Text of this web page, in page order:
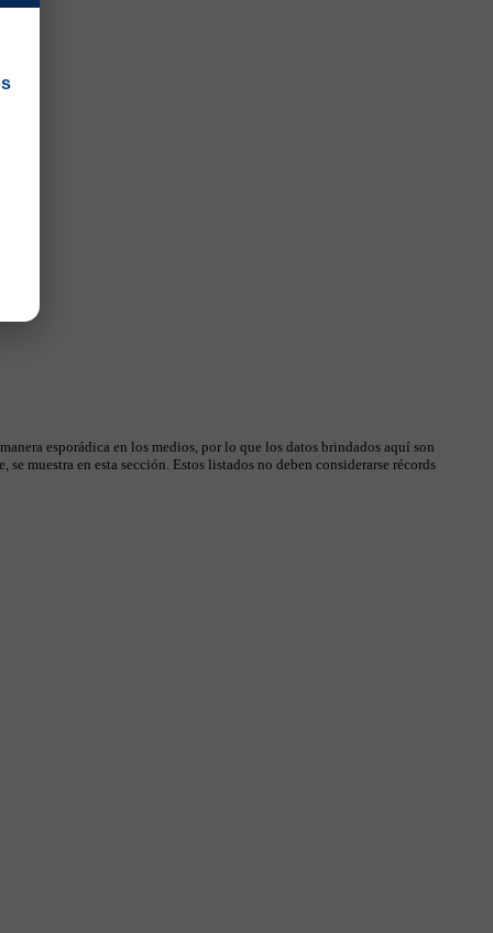
esporádica en los medios, por lo que los datos brindados aquí son
muestra en esta sección. Estos listados no deben considerarse récords